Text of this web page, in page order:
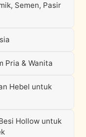
Semen, Pasir
Pria & Wanita
Hebel untuk
Hollow untuk